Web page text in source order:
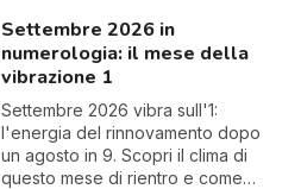
Settembre 2026 in
numerologia: il mese della
vibrazione 1
Settembre 2026 vibra sull'1:
l'energia del rinnovamento dopo
un agosto in 9. Scopri il clima di
questo mese di rientro e come